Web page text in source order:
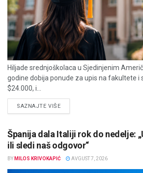
Hiljade srednjoškolaca u Sjedinjenim
godine dobija ponude za upis na fakultete i
$24.000, i...
SAZNAJTE VIŠEDETAILS
Španija dala Italiji rok do nedelje:
ili sledi naš odgovor“
BY MILOS KRIVOKAPIĆ AVGUST 7, 2026